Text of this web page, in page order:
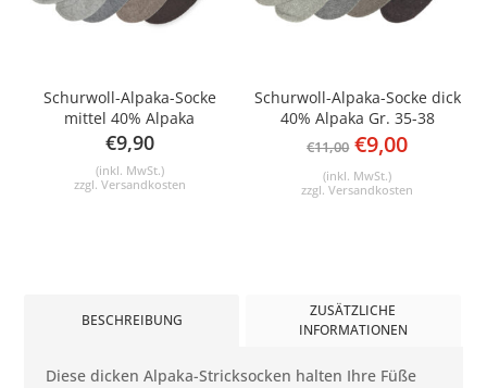
BESCHREIBUNG
ZUSÄTZLICHE
INFORMATIONEN
Diese dicken Alpaka-Stricksocken halten Ihre Füße
Schurwoll-Alpaka-Socke
mittel 40% Alpaka
€9,90
(inkl. MwSt.)
zzgl. Versandkosten
Schurwoll-Alpaka-Socke dick
40% Alpaka Gr. 35-38
€11,00
Preis
war:
€9,00
ist:
(inkl. MwSt.)
zzgl.Versandkosten